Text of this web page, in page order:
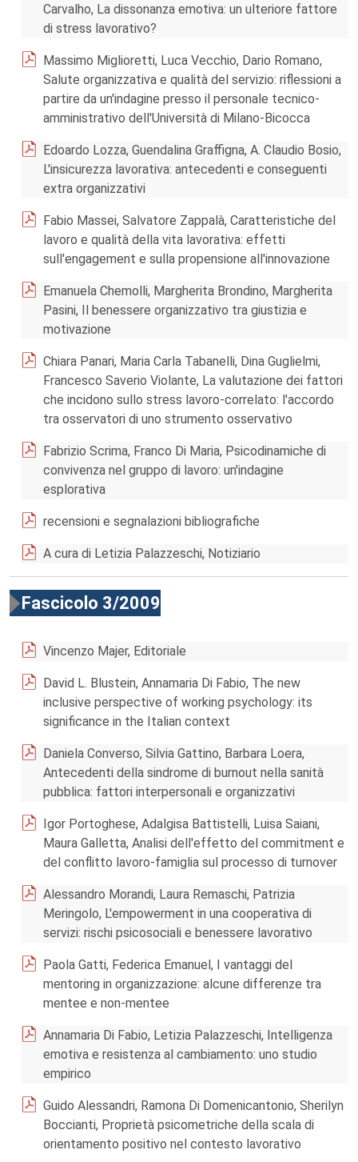
Carvalho, La dissonanza emotiva: un ulteriore fattore
di stress lavorativo?
Massimo Miglioretti, Luca Vecchio, Dario Romano,
Salute organizzativa e qualità del servizio: riflessioni a
partire da un'indagine presso il personale tecnico-
amministrativo dell'Università di Milano-Bicocca
Edoardo Lozza, Guendalina Graffigna, A. Claudio Bosio,
L'insicurezza lavorativa: antecedenti e conseguenti
extra organizzativi
Fabio Massei, Salvatore Zappalà, Caratteristiche del
lavoro e qualità della vita lavorativa: effetti
sull'engagement e sulla propensione all'innovazione
Emanuela Chemolli, Margherita Brondino, Margherita
Pasini, Il benessere organizzativo tra giustizia e
motivazione
Chiara Panari, Maria Carla Tabanelli, Dina Guglielmi,
Francesco Saverio Violante, La valutazione dei fattori
che incidono sullo stress lavoro-correlato: l'accordo
tra osservatori di uno strumento osservativo
Fabrizio Scrima, Franco Di Maria, Psicodinamiche di
convivenza nel gruppo di lavoro: un'indagine
esplorativa
recensioni e segnalazioni bibliografiche
A cura di Letizia Palazzeschi, Notiziario
Fascicolo 3/2009
Vincenzo Majer, Editoriale
David L. Blustein, Annamaria Di Fabio, The new
inclusive perspective of working psychology: its
significance in the Italian context
Daniela Converso, Silvia Gattino, Barbara Loera,
Antecedenti della sindrome di burnout nella sanità
pubblica: fattori interpersonali e organizzativi
Igor Portoghese, Adalgisa Battistelli, Luisa Saiani,
Maura Galletta, Analisi dell'effetto del commitment e
del conflitto lavoro-famiglia sul processo di turnover
Alessandro Morandi, Laura Remaschi, Patrizia
Meringolo, L'empowerment in una cooperativa di
servizi: rischi psicosociali e benessere lavorativo
Paola Gatti, Federica Emanuel, I vantaggi del
mentoring in organizzazione: alcune differenze tra
mentee e non-mentee
Annamaria Di Fabio, Letizia Palazzeschi, Intelligenza
emotiva e resistenza al cambiamento: uno studio
empirico
Guido Alessandri, Ramona Di Domenicantonio, Sherilyn
Boccianti, Proprietà psicometriche della scala di
orientamento positivo nel contesto lavorativo